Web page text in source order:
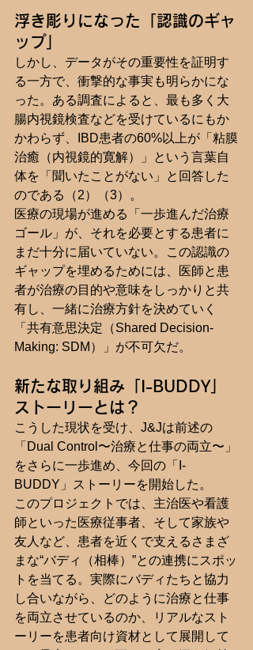
浮き彫りになった「認識のギャ
ップ」
しかし、データがその重要性を証明す
る一方で、衝撃的な事実も明らかにな
った。ある調査によると、最も多く大
腸内視鏡検査などを受けているにもか
かわらず、IBD患者の60%以上が「粘膜
治癒（内視鏡的寛解）」という言葉自
体を「聞いたことがない」と回答した
のである（2）（3）。
医療の現場が進める「一歩進んだ治療
ゴール」が、それを必要とする患者に
まだ十分に届いていない。この認識の
ギャップを埋めるためには、医師と患
者が治療の目的や意味をしっかりと共
有し、一緒に治療方針を決めていく
「共有意思決定（Shared Decision-
Making: SDM）」が不可欠だ。
新たな取り組み「I-BUDDY」
ストーリーとは？
こうした現状を受け、J&Jは前述の
「Dual Control〜治療と仕事の両立〜」
をさらに一歩進め、今回の「I-
BUDDY」ストーリーを開始した。
このプロジェクトでは、主治医や看護
師といった医療従事者、そして家族や
友人など、患者を近くで支えるさまざ
まな“バディ（相棒）”との連携にスポッ
トを当てる。実際にバディたちと協力
し合いながら、どのように治療と仕事
を両立させているのか、リアルなスト
ーリーを患者向け資材として展開して